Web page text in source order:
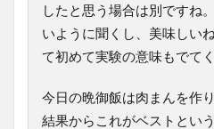
したと思う場合は別ですね
いように聞くし、美味しい
て初めて実験の意味もでて
今日の晩御飯は肉まんを作
結果からこれがベストとい